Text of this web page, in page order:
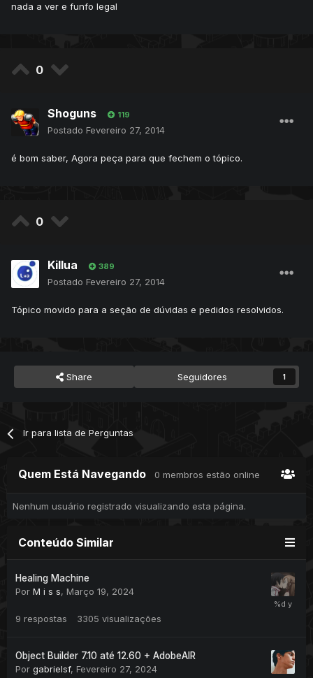
nada a ver e funfo legal
0
Shoguns 119
Postado Fevereiro 27, 2014
é bom saber, Agora peça para que fechem o tópico.
0
Killua 389
Postado Fevereiro 27, 2014
Tópico movido para a seção de dúvidas e pedidos resolvidos.
Share Seguidores 1
Ir para lista de Perguntas
Quem Está Navegando 0 membros estão online
Nenhum usuário registrado visualizando esta página.
Conteúdo Similar
Healing Machine
Por M i s s, Março 19, 2024
9 respostas 3305 visualizações
Object Builder 7.10 até 12.60 + AdobeAIR
Por gabrielsf, Fevereiro 27, 2024